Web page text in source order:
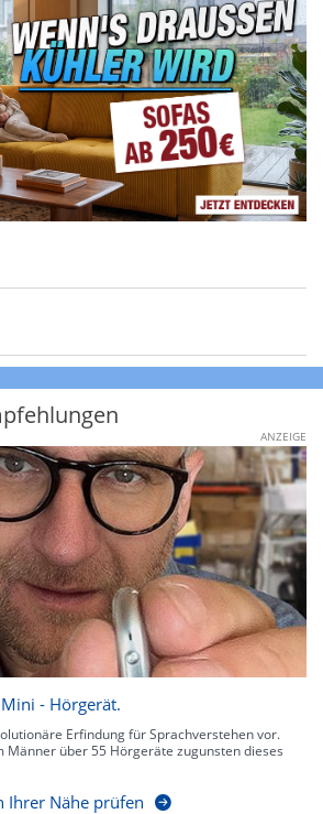
ANZEIGE
- Hörgerät.
Erfindung für Sprachverstehen vor.
Männer über 55 Hörgeräte zugunsten dieses
Ihrer Nähe prüfen